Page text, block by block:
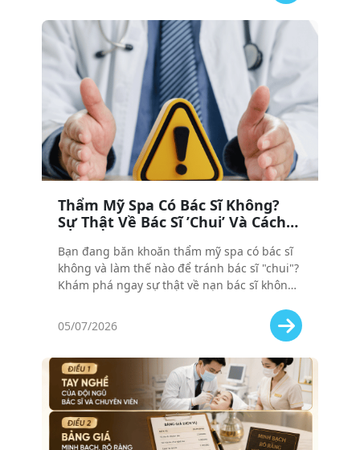
Thẩm Mỹ Spa Có Bác Sĩ Không?
Sự Thật Về Bác Sĩ ’Chui’ Và Cách
Bạn đang băn khoăn thẩm mỹ spa có bác sĩ
không và làm thế nào để tránh bác sĩ "chui"?
Khám phá ngay sự thật về nạn bác sĩ không
tránh tiền mất tật mang!
05/07/2026